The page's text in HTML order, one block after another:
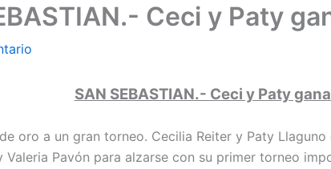
Ceci y Paty
SAN SEBASTIAN.- Ceci y Paty
oro a un gran torneo. Cecilia Reiter y Paty
Valeria Pavón para alzarse con su primer torneo